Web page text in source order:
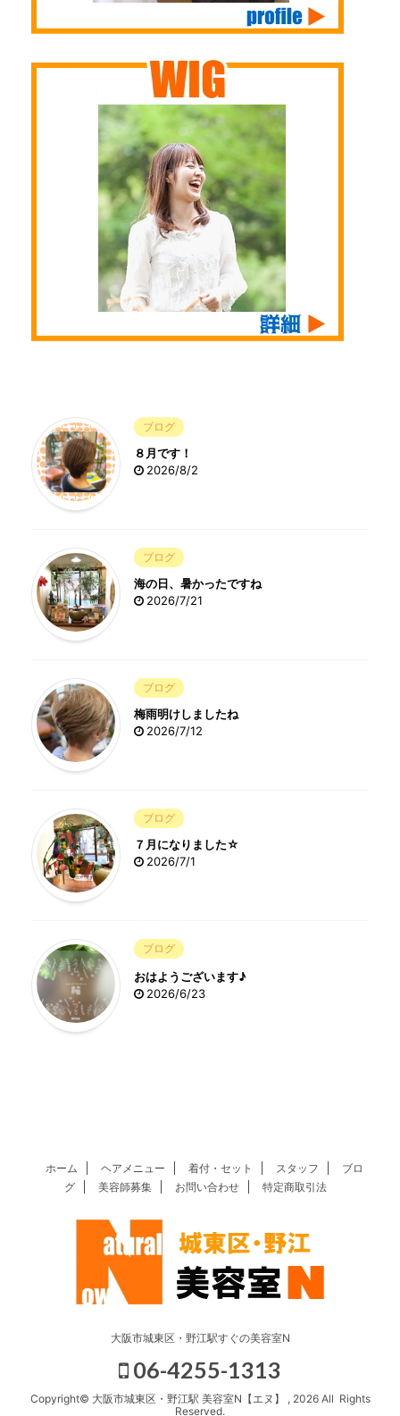
ブログ
８月です！
2026/8/2
ブログ
海の日、暑かったですね
2026/7/21
ブログ
梅雨明けしましたね
2026/7/12
ブログ
７月になりました☆
2026/7/1
ブログ
おはようございます♪
2026/6/23
ホーム ヘアメニュー 着付・セット スタッフ
ブロ
グ
美容師募集 お問い合わせ 特定商取引法
大阪市城東区・野江駅すぐの美容室N
06-4255-1313
Copyright© 大阪市城東区・野江駅 美容室N【エヌ】 , 2026 All Rights
Reserved.